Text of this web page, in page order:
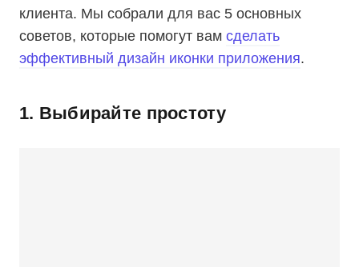
клиента. Мы собрали для вас 5 основных
советов, которые помогут вам сделать
эффективный дизайн иконки приложения.
1. Выбирайте простоту